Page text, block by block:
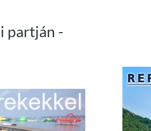
partján -